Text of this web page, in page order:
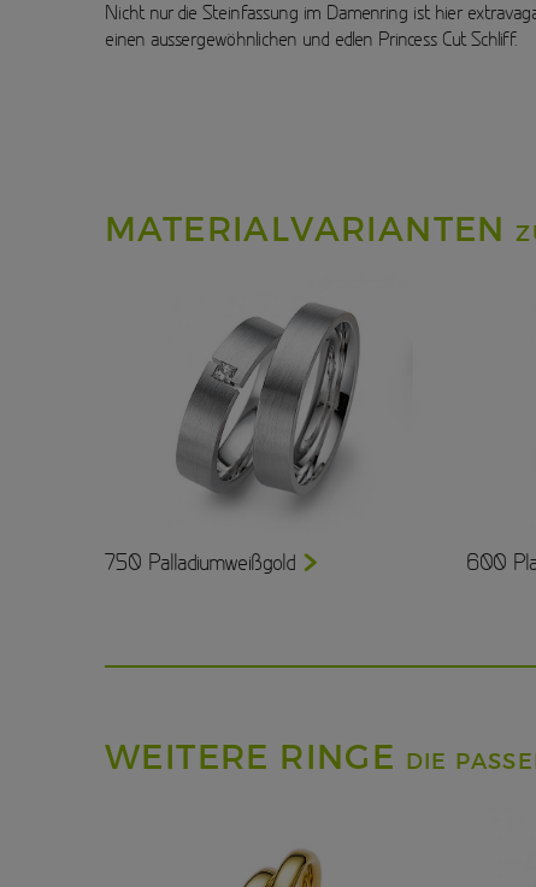
Nicht nur die Steinfassung im Damenring ist hier
einen aussergewöhnlichen und edlen Princess Cut Schliff.
MATERIALVARIANTEN
750 Palladiumweißgold 600
WEITERE RINGE DIE